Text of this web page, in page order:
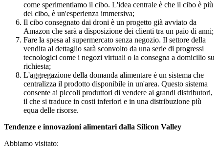
come sperimentiamo il cibo. L'idea centrale è che il cibo è più
del cibo, è un'esperienza immersiva;
Il cibo consegnato dai droni è un progetto già avviato da
Amazon che sarà a disposizione dei clienti tra un paio di anni;
Fare la spesa al supermercato senza negozio. Il settore della
vendita al dettaglio sarà sconvolto da una serie di progressi
tecnologici come i negozi virtuali o la consegna a domicilio su
richiesta;
L'aggregazione della domanda alimentare è un sistema che
centralizza il prodotto disponibile in un'area. Questo sistema
consente ai piccoli produttori di vendere ai grandi distributori,
il che si traduce in costi inferiori e in una distribuzione più
equa delle risorse.
Tendenze e innovazioni alimentari dalla Silicon Valley
Abbiamo visitato: